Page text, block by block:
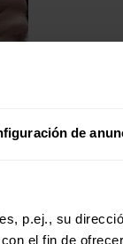
de
p.ej., su
el fin de